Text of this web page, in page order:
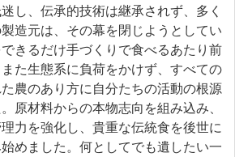
し、伝承的技術は継承されず、多く
造元は、その幕を閉じようとしてい
きるだけ手づくりで食べるあたり前
た生態系に負荷をかけず、すべての
農のあり方に自分たちの活動の根源
原材料からの本物志向を組み込み、
力を強化し、貴重な伝統食を後世に
めました。何としてでも遺したい一